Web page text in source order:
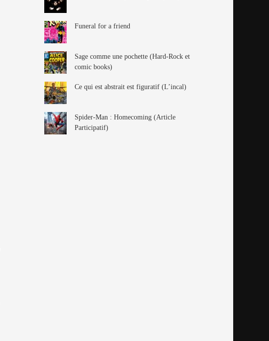
Funeral for a friend
Sage comme une pochette (Hard-Rock et
comic books)
Ce qui est abstrait est figuratif (L’incal)
Spider-Man : Homecoming (Article
Participatif)